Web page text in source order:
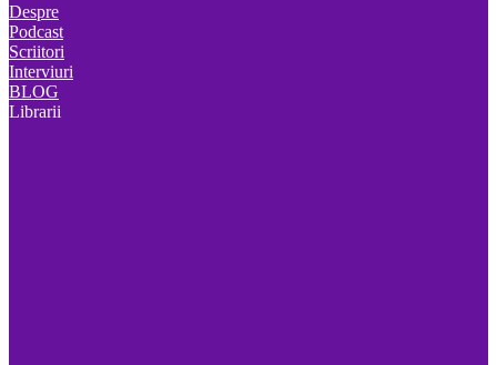
Despre
Podcast
Scriitori
Interviuri
BLOG
Librarii